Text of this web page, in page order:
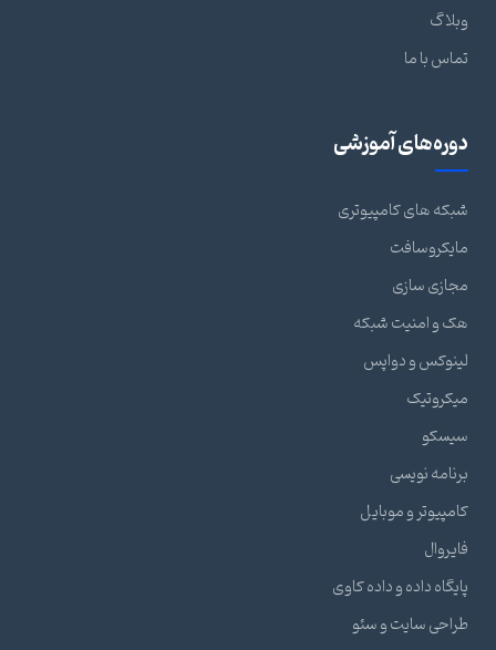
وبلاگ
تماس با ما
دوره‌های آموزشی
شبکه های کامپیوتری
مایکروسافت
مجازی سازی
هک و امنیت شبکه
لینوکس و دواپس
میکروتیک
سیسکو
برنامه نویسی
کامپیوتر و موبایل
فایروال
پایگاه داده و داده کاوی
طراحی سایت و سئو